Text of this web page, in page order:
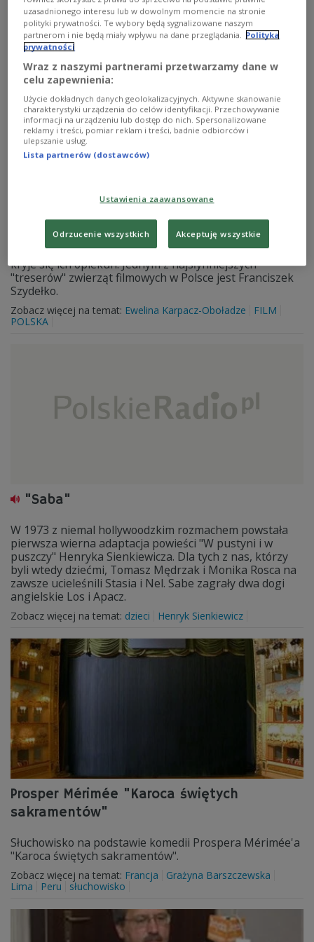
Ewelina Karpacz-Oboładze
Zwierzęta występujące w niektórych filmach podobnie
jak aktorzy na zawsze łączą się w naszej wyobraźni z
tymi z literackich pierwowzorów. Za zwierzętami zwykle
kryje się ich opiekun. Jednym z najsłynniejszych
"treserów" zwierząt filmowych w Polsce jest Franciszek
Szydełko.
Zobacz więcej na temat: Ewelina Karpacz-Oboładze
FILM
POLSKA
"Saba"
W 1973 z niemal hollywoodzkim rozmachem powstała
pierwsza wierna adaptacja powieści "W pustyni i w
puszczy" Henryka Sienkiewicza. Dla tych z nas, którzy
byli wtedy dziećmi, Tomasz Mędrzak i Monika Rosca na
zawsze ucieleśnili Stasia i Nel. Sabe zagrały dwa dogi
angielskie Los i Apacz.
Zobacz więcej na temat: dzieci Henryk Sienkiewicz
Prosper Mérimée "Karoca świętych
sakramentów"
Słuchowisko na podstawie komedii Prospera Mérimée'a
"Karoca świętych sakramentów".
Zobacz więcej na temat: Francja
Grażyna Barszczewska
Lima
Peru słuchowisko
uzasadnionego interesu lub w dowolnym momencie na stronie
polityki prywatności. Te wybory będą sygnalizowane naszym
partnerom i nie będą miały wpływu na dane przeglądania.
Polityka
prywatności
Wraz z naszymi partnerami przetwarzamy dane w
celu zapewnienia:
Użycie dokładnych danych geolokalizacyjnych. Aktywne skanowanie
charakterystyki urządzenia do celów identyfikacji. Przechowywanie
informacji na urządzeniu lub dostęp do nich. Spersonalizowane
reklamy i treści, pomiar reklam i treści, badnie odbiorców i
ulepszanie usług.
Lista partnerów (dostawców)
Ustawienia zaawansowane
Odrzucenie wszystkich Akceptuję wszystkie